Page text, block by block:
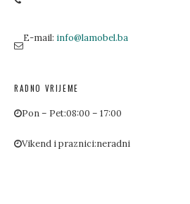
E-mail: info@lamobel.ba
RADNO VRIJEME
Pon – Pet:08:00 – 17:00
Vikend i praznici:neradni